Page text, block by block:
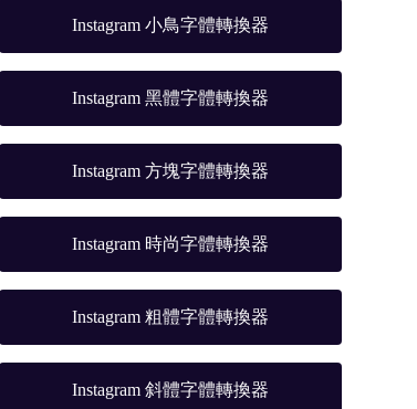
Instagram 小鳥字體轉換器
Instagram 黑體字體轉換器
Instagram 方塊字體轉換器
Instagram 時尚字體轉換器
Instagram 粗體字體轉換器
Instagram 斜體字體轉換器